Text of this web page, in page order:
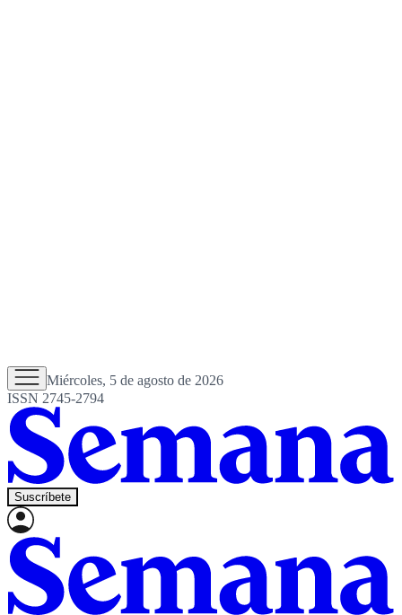
Miércoles, 5 de agosto de 2026
ISSN 2745-2794
Suscríbete